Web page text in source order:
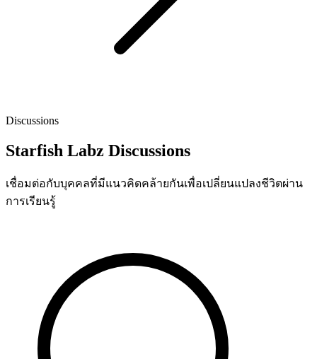
Discussions
Starfish Labz Discussions
เชื่อมต่อกับบุคคลที่มีแนวคิดคล้ายกันเพื่อเปลี่ยนแปลงชีวิตผ่าน
การเรียนรู้